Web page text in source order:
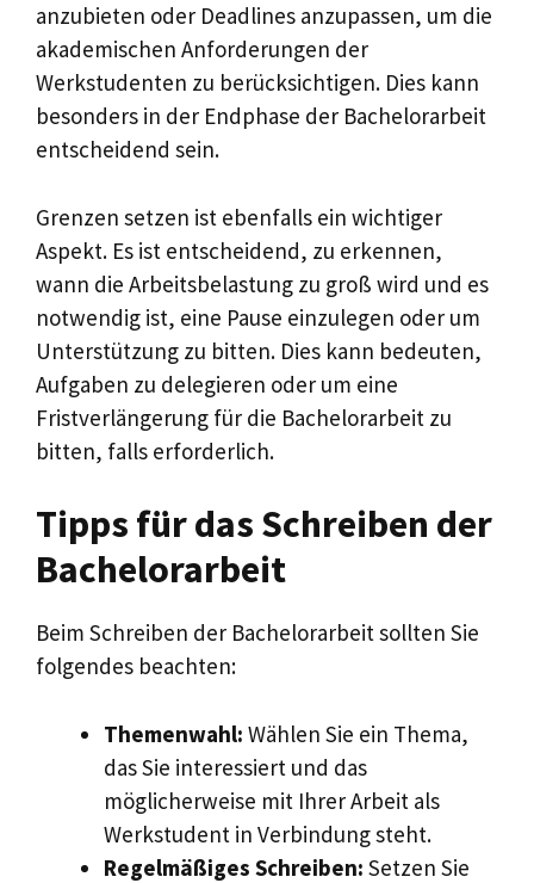
anzubieten oder Deadlines anzupassen, um die
akademischen Anforderungen der
Werkstudenten zu berücksichtigen. Dies kann
besonders in der Endphase der Bachelorarbeit
entscheidend sein.
Grenzen setzen ist ebenfalls ein wichtiger
Aspekt. Es ist entscheidend, zu erkennen,
wann die Arbeitsbelastung zu groß wird und es
notwendig ist, eine Pause einzulegen oder um
Unterstützung zu bitten. Dies kann bedeuten,
Aufgaben zu delegieren oder um eine
Fristverlängerung für die Bachelorarbeit zu
bitten, falls erforderlich.
Tipps für das Schreiben der
Bachelorarbeit
Beim Schreiben der Bachelorarbeit sollten Sie
folgendes beachten:
Themenwahl: Wählen Sie ein Thema,
das Sie interessiert und das
möglicherweise mit Ihrer Arbeit als
Werkstudent in Verbindung steht.
Regelmäßiges Schreiben: Setzen Sie